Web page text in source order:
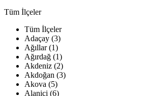
Tüm İlçeler
Tüm İlçeler
Adaçay (3)
Ağıllar (1)
Ağırdağ (1)
Akdeniz (2)
Akdoğan (3)
Akova (5)
Alaniçi (6)